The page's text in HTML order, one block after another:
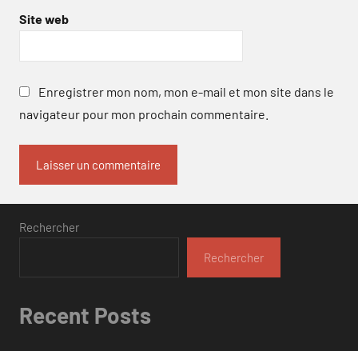
Site web
Enregistrer mon nom, mon e-mail et mon site dans le
navigateur pour mon prochain commentaire.
Rechercher
Rechercher
Recent Posts